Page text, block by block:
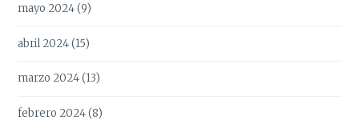
mayo 2024(9)
abril 2024(15)
marzo 2024(13)
febrero 2024(8)